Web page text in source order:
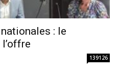
: le
139126